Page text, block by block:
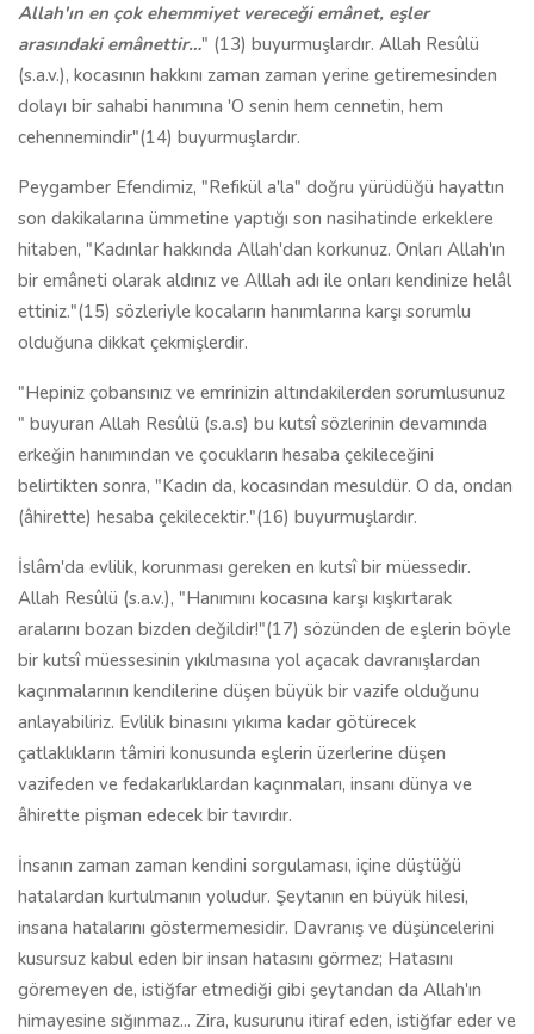
Allah'ın en çok ehemmiyet vereceği emânet, eşler
arasındaki emânettir…" (13) buyurmuşlardır. Allah Resûlü
(s.a.v.), kocasının hakkını zaman zaman yerine getiremesinden
dolayı bir sahabi hanımına 'O senin hem cennetin, hem
cehennemindir"(14) buyurmuşlardır.
Peygamber Efendimiz, "Refikül a'la" doğru yürüdüğü hayattın
son dakikalarına ümmetine yaptığı son nasihatinde erkeklere
hitaben, "Kadınlar hakkında Allah'dan korkunuz. Onları Allah'ın
bir emâneti olarak aldınız ve Alllah adı ile onları kendinize helâl
ettiniz."(15) sözleriyle kocaların hanımlarına karşı sorumlu
olduğuna dikkat çekmişlerdir.
"Hepiniz çobansınız ve emrinizin altındakilerden sorumlusunuz
" buyuran Allah Resûlü (s.a.s) bu kutsî sözlerinin devamında
erkeğin hanımından ve çocukların hesaba çekileceğini
belirtikten sonra, "Kadın da, kocasından mesuldür. O da, ondan
(âhirette) hesaba çekilecektir."(16) buyurmuşlardır.
İslâm'da evlilik, korunması gereken en kutsî bir müessedir.
Allah Resûlü (s.a.v.), "Hanımını kocasına karşı kışkırtarak
aralarını bozan bizden değildir!"(17) sözünden de eşlerin böyle
bir kutsî müessesinin yıkılmasına yol açacak davranışlardan
kaçınmalarının kendilerine düşen büyük bir vazife olduğunu
anlayabiliriz. Evlilik binasını yıkıma kadar götürecek
çatlaklıkların tâmiri konusunda eşlerin üzerlerine düşen
vazifeden ve fedakarlıklardan kaçınmaları, insanı dünya ve
âhirette pişman edecek bir tavırdır.
İnsanın zaman zaman kendini sorgulaması, içine düştüğü
hatalardan kurtulmanın yoludur. Şeytanın en büyük hilesi,
insana hatalarını göstermemesidir. Davranış ve düşüncelerini
kusursuz kabul eden bir insan hatasını görmez; Hatasını
göremeyen de, istiğfar etmediği gibi şeytandan da Allah'ın
himayesine sığınmaz... Zira, kusurunu itiraf eden, istiğfar eder ve